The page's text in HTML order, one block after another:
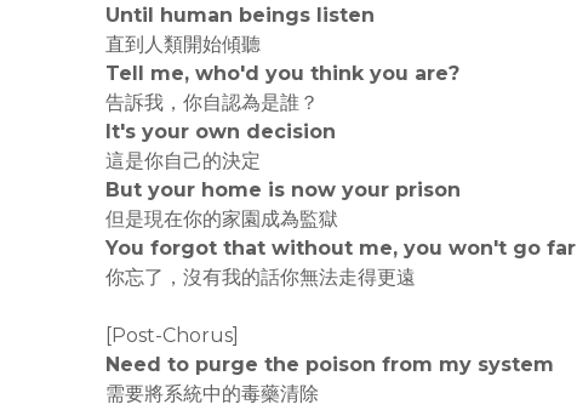
Until human beings listen
直到人類開始傾聽
Tell me, who'd you think you are?
告訴我，你自認為是誰？
It's your own decision
這是你自己的決定
But your home is now your prison
但是現在你的家園成為監獄
You forgot that without me, you won't go far
你忘了，沒有我的話你無法走得更遠
[Post-Chorus]
Need to purge the poison from my system
需要將系統中的毒藥清除